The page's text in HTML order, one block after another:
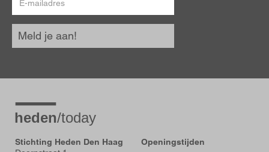
mailadres
Meld je aan!
Stichting Heden Den Haag
Openingstijden